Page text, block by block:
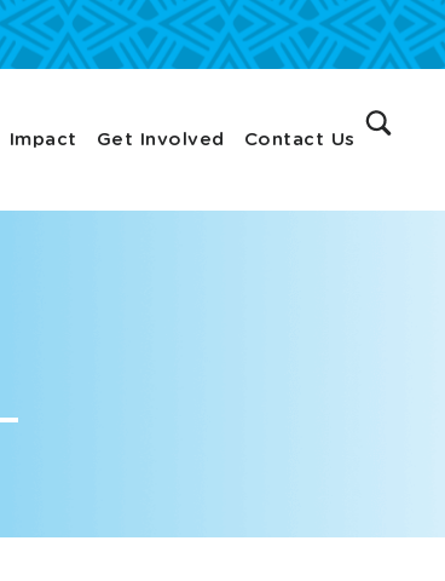
Impact Get Involved Contact Us